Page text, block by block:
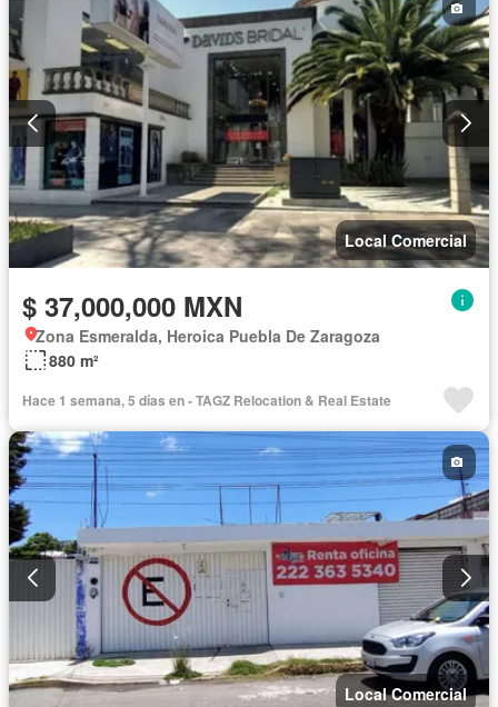
Local Comercial
$ 37,000,000 MXN
Zona Esmeralda, Heroica Puebla De Zaragoza
880 m²
Hace 1 semana, 5 días en - TAGZ Relocation & Real Estate
Local Comercial